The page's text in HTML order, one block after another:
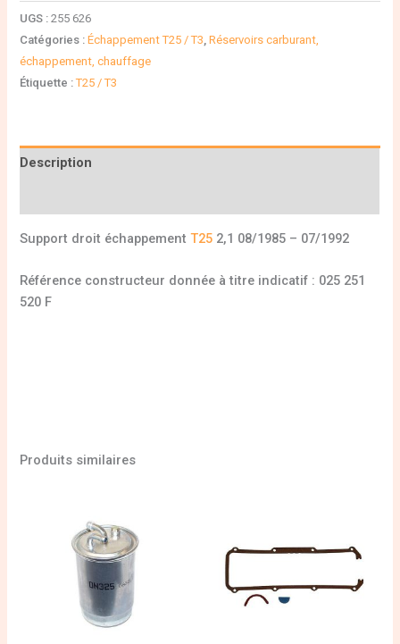
UGS :255 626
Catégories :Échappement T25 / T3 ,Réservoirs carburant,
échappement, chauffage
Étiquette :T25 / T3
Description
Support droit échappementT25 2,1 08/1985 – 07/1992
Référence constructeur donnée à titre indicatif : 025 251
520 F
Produits similaires